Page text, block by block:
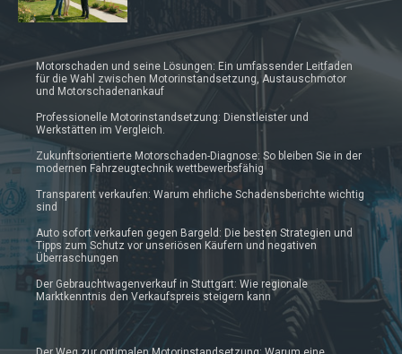
Motorschaden und seine Lösungen: Ein umfassender Leitfaden
für die Wahl zwischen Motorinstandsetzung, Austauschmotor
und Motorschadenankauf
Professionelle Motorinstandsetzung: Dienstleister und
Werkstätten im Vergleich.
Zukunftsorientierte Motorschaden-Diagnose: So bleiben Sie in der
modernen Fahrzeugtechnik wettbewerbsfähig
Transparent verkaufen: Warum ehrliche Schadensberichte wichtig
sind
Auto sofort verkaufen gegen Bargeld: Die besten Strategien und
Tipps zum Schutz vor unseriösen Käufern und negativen
Überraschungen
Der Gebrauchtwagenverkauf in Stuttgart: Wie regionale
Marktkenntnis den Verkaufspreis steigern kann